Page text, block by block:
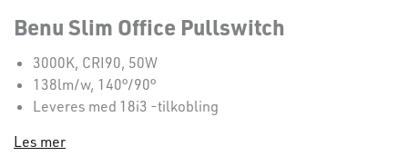
Benu Slim Office Pullswitch
3000K, CRI90, 50W
138lm/w, 140°/90°
Leveres med 18i3 -tilkobling
Les mer